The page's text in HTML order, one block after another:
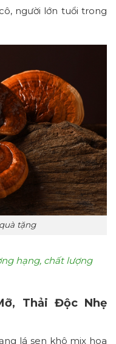
người lớn tuổi trong
tặng
hạng, chất lượng
Thải Độc Nhẹ
lá sen khô mix hoa